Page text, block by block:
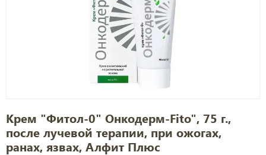
Крем "Фитол-0" Онкодерм-Fito", 75 г.,
после лучевой терапии, при ожогах,
ранах, язвах, Алфит Плюс